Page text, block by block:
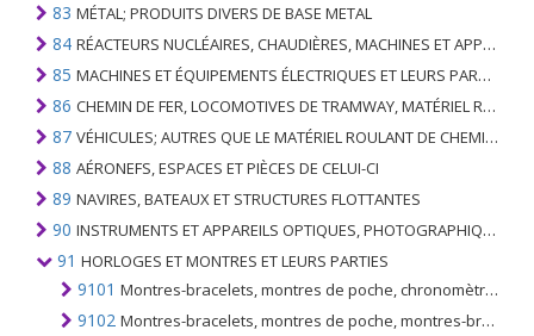
83 MÉTAL; PRODUITS DIVERS DE BASE METAL
84 RÉACTEURS NUCLÉAIRES, CHAUDIÈRES, MACHINES ET APPAREILS MÉCANIQUES; PARTIES DE CELLES-CI
85 MACHINES ET ÉQUIPEMENTS ÉLECTRIQUES ET LEURS PARTIES; ENREGISTREURS ET REPRODUCTEURS SONORES; APPAREILS D'ENREGISTREMENT OU DE REPRODUCTION DES IMAGES ET DU SON EN TÉLÉVISION, PIÈCES ET ACCESSOIRES DE TELS ARTICLES
86 CHEMIN DE FER, LOCOMOTIVES DE TRAMWAY, MATÉRIEL ROULANT ET LEURS PARTIES; RACCORDS DE CHEMIN DE FER OU DE TRAMWAY ET RACCORDS ET PIÈCES DE CELLES-CI; ÉQUIPEMENT DE SIGNALISATION DE TRAFIC MÉCANIQUE (Y COMPRIS ÉLECTRO-MÉCANIQUE) DE TOUS TYPES
87 VÉHICULES; AUTRES QUE LE MATÉRIEL ROULANT DE CHEMIN DE FER OU DE TRAMWAY, ET LEURS PIÈCES ET ACCESSOIRES
88 AÉRONEFS, ESPACES ET PIÈCES DE CELUI-CI
89 NAVIRES, BATEAUX ET STRUCTURES FLOTTANTES
90 INSTRUMENTS ET APPAREILS OPTIQUES, PHOTOGRAPHIQUES, CINÉMATOGRAPHIQUES, DE MESURE, DE CONTRÔLE, DE MÉDECINE OU DE CHIRURGIE; PIÈCES ET ACCESSOIRES
91 HORLOGES ET MONTRES ET LEURS PARTIES
9101 Montres-bracelets, montres de poche, chronomètres et autres montres; avec un boitier en métal précieux ou en métal revêtu de métal précieux
9102 Montres-bracelets, montres de poche, montres-bracelets et autres montres, autres que celles du no. 9101